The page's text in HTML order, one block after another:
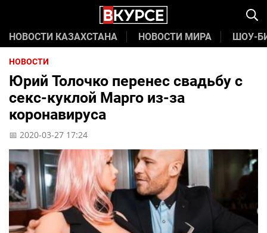
НОВОСТИ КАЗАХСТАНА НОВОСТИ МИРА ШОУ-
НОВОСТИ
Юрий Толочко перенес свадьбу с
секс-куклой Марго из-за
коронавируса
📅 2020-03-27 17:24